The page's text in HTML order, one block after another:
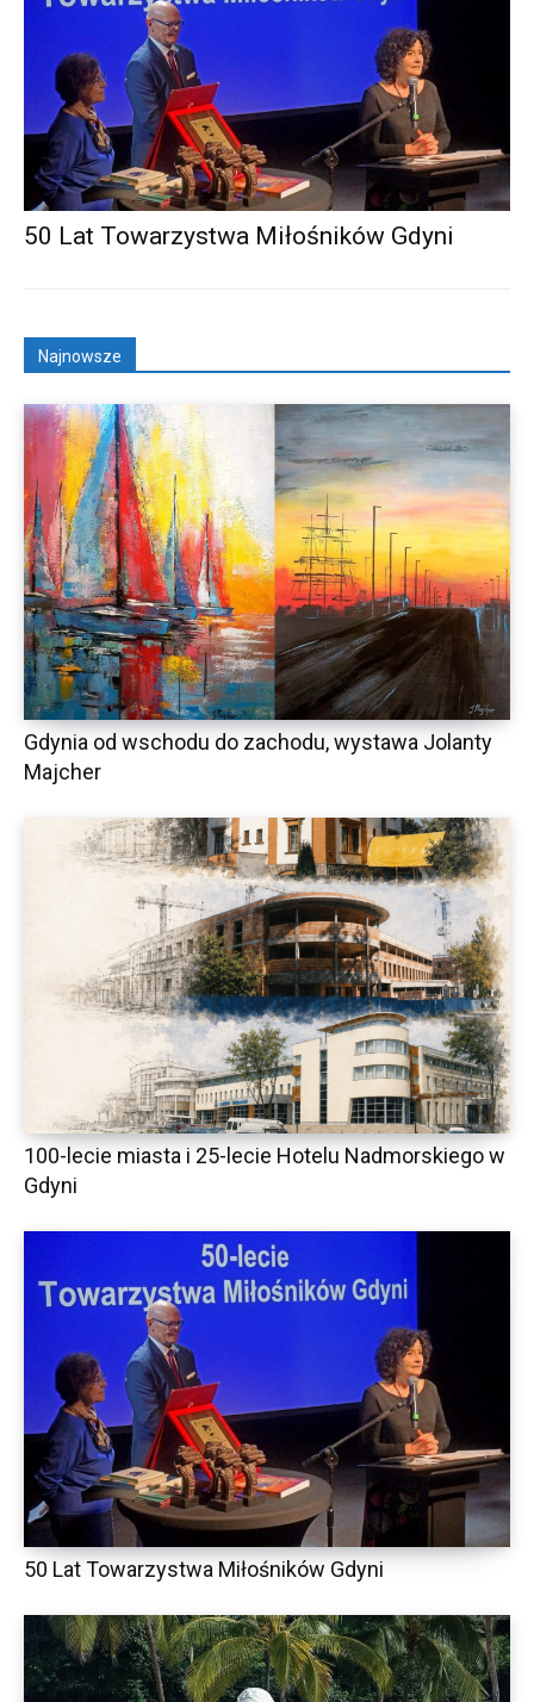
50 Lat Towarzystwa Miłośników Gdyni
Najnowsze
Gdynia od wschodu do zachodu, wystawa Jolanty
Majcher
100-lecie miasta i 25-lecie Hotelu Nadmorskiego w
Gdyni
50 Lat Towarzystwa Miłośników Gdyni